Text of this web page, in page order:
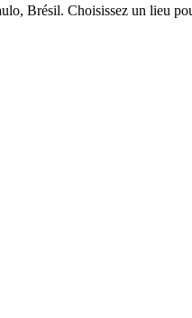
Brésil. Choisissez un lieu